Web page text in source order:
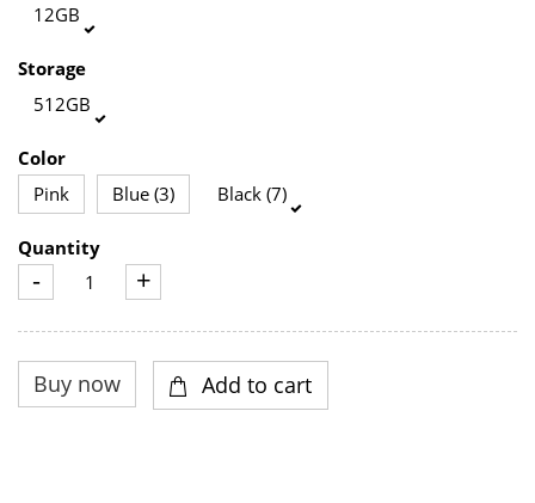
12GB
Storage
512GB
Color
Pink
Blue (3) Black (7)
Quantity
- +